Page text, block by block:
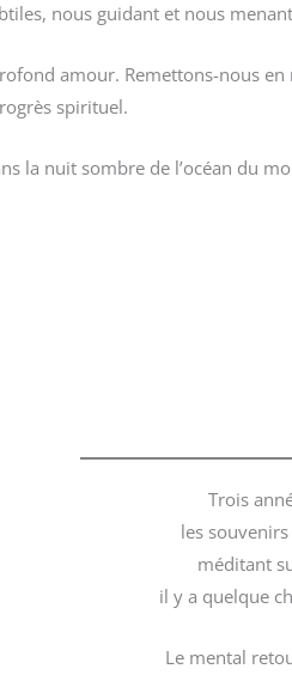
nous guidant et nous
amour. Remettons-nous
spirituel.
la nuit sombre de l’océan du
Trois
les
méditant
il y a quelque
Le mental